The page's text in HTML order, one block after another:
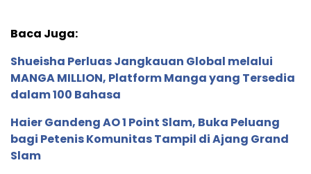
Baca Juga:
Shueisha Perluas Jangkauan Global melalui
MANGA MILLION, Platform Manga yang Tersedia
dalam 100 Bahasa
Haier Gandeng AO 1 Point Slam, Buka Peluang
bagi Petenis Komunitas Tampil di Ajang Grand
Slam